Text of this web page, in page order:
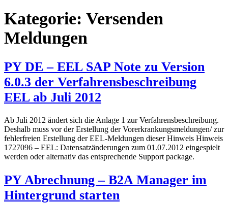
Kategorie: Versenden
Meldungen
PY DE – EEL SAP Note zu Version
6.0.3 der Verfahrensbeschreibung
EEL ab Juli 2012
Ab Juli 2012 ändert sich die Anlage 1 zur Verfahrensbeschreibung.
Deshalb muss vor der Erstellung der Vorerkrankungsmeldungen/ zur
fehlerfreien Erstellung der EEL-Meldungen dieser Hinweis Hinweis
1727096 – EEL: Datensatzänderungen zum 01.07.2012 eingespielt
werden oder alternativ das entsprechende Support package.
PY Abrechnung – B2A Manager im
Hintergrund starten